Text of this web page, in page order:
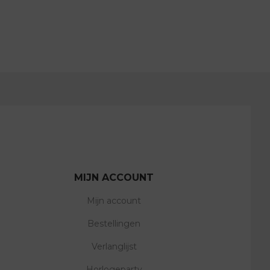
MIJN ACCOUNT
Mijn account
Bestellingen
Verlanglijst